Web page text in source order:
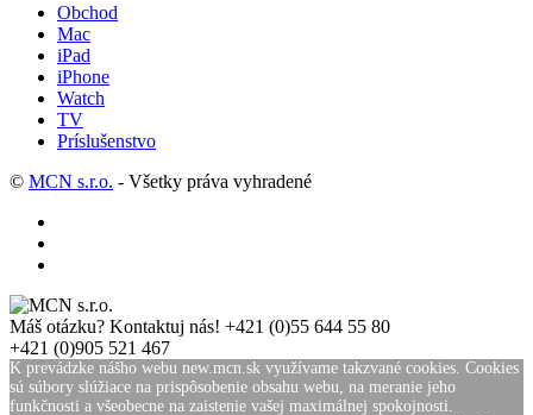
Obchod
Mac
iPad
iPhone
Watch
TV
Príslušenstvo
© MCN s.r.o. - Všetky práva vyhradené
Máš otázku? Kontaktuj nás! +421 (0)55 644 55 80
+421 (0)905 521 467
K prevádzke nášho webu new.mcn.sk využívame takzvané cookies. Cookies
sú súbory slúžiace na prispôsobenie obsahu webu, na meranie jeho
funkčnosti a všeobecne na zaistenie vašej maximálnej spokojnosti.